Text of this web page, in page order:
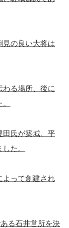
見の良い大将は
る場所、後に
田氏が築城、平
た。
よって創建され
る石井営所を決